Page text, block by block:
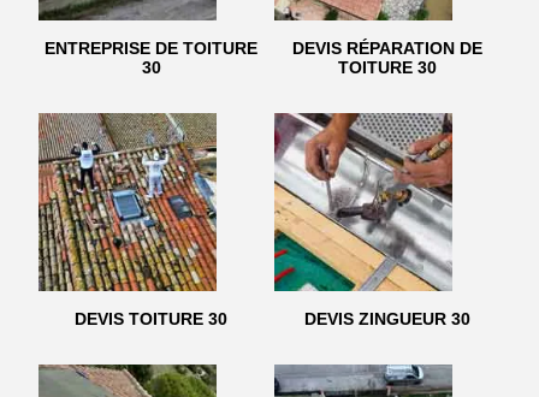
ENTREPRISE DE TOITURE
30
DEVIS RÉPARATION DE
TOITURE 30
DEVIS TOITURE 30 DEVIS ZINGUEUR 30